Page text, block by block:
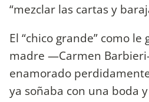
“mezclar las cartas y
El “chico grande” como
madre —Carmen
enamorado
ya soñaba con una boda